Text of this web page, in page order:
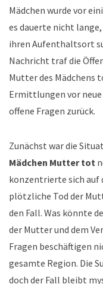
Mädchen wurde vor
es dauerte nicht
ihren Aufenthaltsort
Nachricht traf die
Mutter des Mädchens
Ermittlungen vor
offene Fragen zurück.
Zunächst war die
Mädchen Mutter tot
konzentrierte sich auf
plötzliche Tod der
den Fall. Was könnte
der Mutter und dem
Fragen beschäftigen
gesamte Region. Die
doch der Fall bleibt